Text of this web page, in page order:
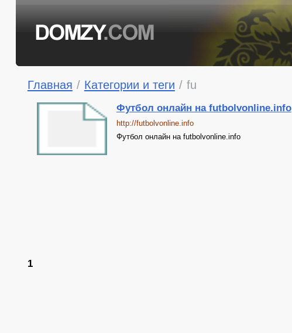
Главная / Категории и теги / fu
Футбол онлайн на futbolvonline.info
http://futbolvonline.info
Футбол онлайн на futbolvonline.info
1